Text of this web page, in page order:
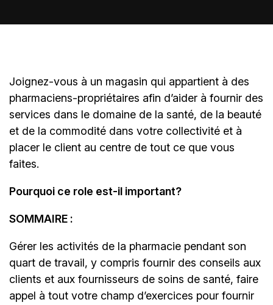
Joignez-vous à un magasin qui appartient à des
pharmaciens-propriétaires afin d’aider à fournir des
services dans le domaine de la santé, de la beauté
et de la commodité dans votre collectivité et à
placer le client au centre de tout ce que vous
faites.
Pourquoi ce role est-il important?
SOMMAIRE :
Gérer les activités de la pharmacie pendant son
quart de travail, y compris fournir des conseils aux
clients et aux fournisseurs de soins de santé, faire
appel à tout votre champ d’exercices pour fournir